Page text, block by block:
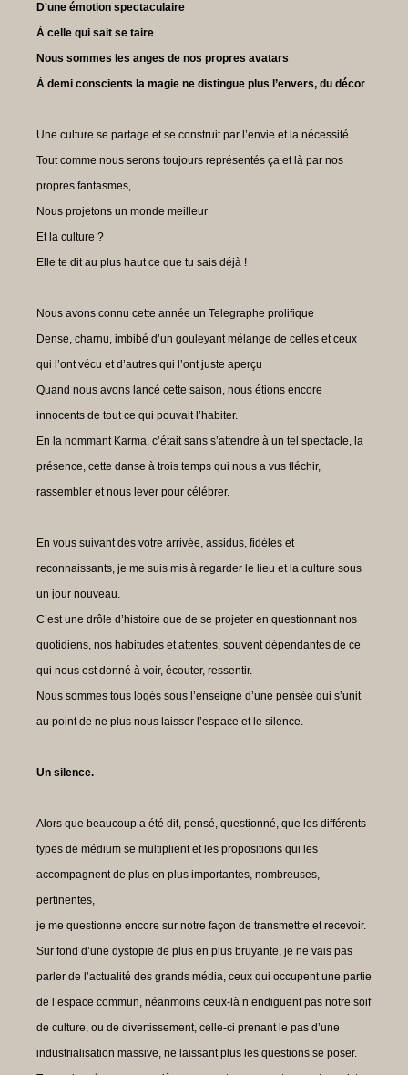
D'une émotion spectaculaire
À celle qui sait se taire
Nous sommes les anges de nos propres avatars
À demi conscients la magie ne distingue plus l’envers, du décor
Une culture se partage et se construit par l’envie et la nécessité
Tout comme nous serons toujours représentés ça et là par nos
propres fantasmes,
Nous projetons un monde meilleur
Et la culture ?
Elle te dit au plus haut ce que tu sais déjà !
Nous avons connu cette année un Telegraphe prolifique
Dense, charnu, imbibé d’un gouleyant mélange de celles et ceux
qui l’ont vécu et d’autres qui l’ont juste aperçu
Quand nous avons lancé cette saison, nous étions encore
innocents de tout ce qui pouvait l’habiter.
En la nommant Karma, c’était sans s’attendre à un tel spectacle, la
présence, cette danse à trois temps qui nous a vus fléchir,
rassembler et nous lever pour célébrer.
En vous suivant dés votre arrivée, assidus, fidèles et
reconnaissants, je me suis mis à regarder le lieu et la culture sous
un jour nouveau.
C’est une drôle d’histoire que de se projeter en questionnant nos
quotidiens, nos habitudes et attentes, souvent dépendantes de ce
qui nous est donné à voir, écouter, ressentir.
Nous sommes tous logés sous l’enseigne d’une pensée qui s’unit
au point de ne plus nous laisser l’espace et le silence.
Un silence.
Alors que beaucoup a été dit, pensé, questionné, que les différents
types de médium se multiplient et les propositions qui les
accompagnent de plus en plus importantes, nombreuses,
pertinentes,
je me questionne encore sur notre façon de transmettre et recevoir.
Sur fond d’une dystopie de plus en plus bruyante, je ne vais pas
parler de l’actualité des grands média, ceux qui occupent une partie
de l’espace commun, néanmoins ceux-là n’endiguent pas notre soif
de culture, ou de divertissement, celle-ci prenant le pas d’une
industrialisation massive, ne laissant plus les questions se poser.